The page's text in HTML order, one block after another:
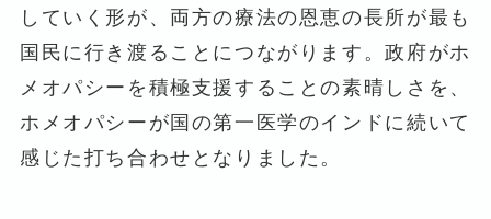
していく形が、両方の療法の恩恵の長所が最も
国民に行き渡ることにつながります。政府がホ
メオパシーを積極支援することの素晴しさを、
ホメオパシーが国の第一医学のインドに続いて
感じた打ち合わせとなりました。